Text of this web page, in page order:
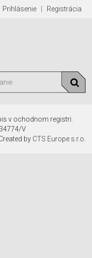
Prihlásenie| Registrácia
v ochodnom registri:
V
by CTS Europe s.r.o.